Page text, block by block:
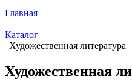
Главная
Каталог
Художественная литература
Художественная